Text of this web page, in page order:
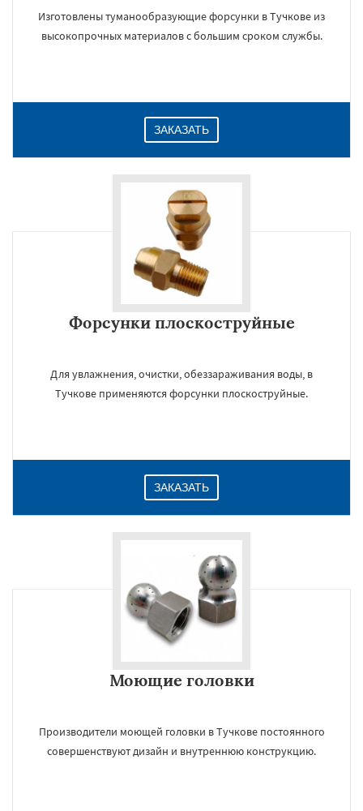
Изготовлены туманообразующие форсунки в Тучкове из
высокопрочных материалов с большим сроком службы.
ЗАКАЗАТЬ
Форсунки плоскоструйные
Для увлажнения, очистки, обеззараживания воды, в
Тучкове применяются форсунки плоскоструйные.
ЗАКАЗАТЬ
Моющие головки
Производители моющей головки в Тучкове постоянного
совершенствуют дизайн и внутреннюю конструкцию.